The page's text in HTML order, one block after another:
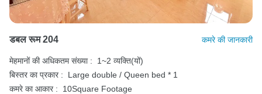
डबल रूम 204 कमरे की जानकारी
मेहमानों की अधिकतम संख्या :
1~2 व्यक्ति(यों)
बिस्तर का प्रकार :
Large double / Queen bed * 1
कमरे का आकार :
10Square Footage